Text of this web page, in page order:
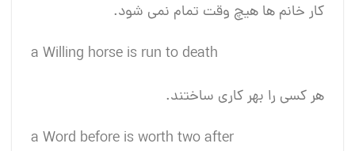
کار خانم ها هیچ وقت تمام نمی شود.
هر کسی را بهر کاری ساختند.
a Word before is worth two after